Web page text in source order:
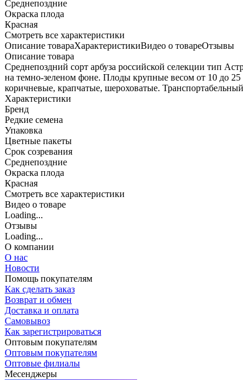
Среднепоздние
Окраска плода
Красная
Cмотреть все характеристики
Описание товараХарактеристикиВидео о товареОтзывы
Описание товара
Среднепоздний сорт арбуза российской селекции тип
на темно-зеленом фоне. Плоды крупные весом от 10 до 25
коричневые, крапчатые, шероховатые.
Характеристики
Бренд
Редкие семена
Упаковка
Цветные пакеты
Срок созревания
Среднепоздние
Окраска плода
Красная
Cмотреть все характеристики
Видео о товаре
Loading...
Отзывы
Loading...
О компании
О нас
Новости
Помощь покупателям
Как сделать заказ
Возврат и обмен
Доставка и оплата
Самовывоз
Как зарегистрироваться
Оптовым покупателям
Оптовым покупателям
Оптовые филиалы
Месенджеры